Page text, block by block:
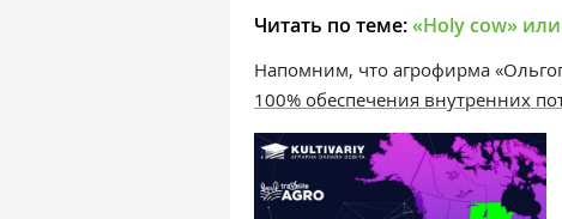
Читать по теме:«Holy cow»
Напомним, что агрофирма
100% обеспечения внутренних